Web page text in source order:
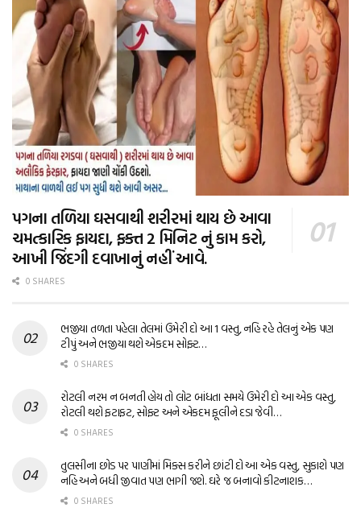
પગના તળિયા ઘસવાથી શરીરમાં થાય છે આવા
ચમત્કારિક ફાયદા, ફક્ત 2 મિનિટ નું કામ કરો,
આખી જિંદગી દવાખાનું નહીં આવે.
0 SHARES
ભજીયા તળતા પહેલા તેલમાં ઉમેરી દો આ 1 વસ્તુ, નહિ રહે તેલનું એક પણ
ટીપું અને ભજીયા થશે એકદમ સોફ્ટ…
0 SHARES
રોટલી નરમ ન બનતી હોય તો લોટ બાંધતા સમયે ઉમેરી દો આ એક વસ્તુ,
રોટલી થશે ફટાફટ, સોફ્ટ અને એકદમ ફૂલીને દડા જેવી…
0 SHARES
તુલસીના છોડ પર પાણીમાં મિક્સ કરીને છાંટી દો આ એક વસ્તુ, સુકાશે પણ
નહિ અને બધી જીવાત પણ ભાગી જશે. ઘરે જ બનાવો કીટનાશક…
0 SHARES